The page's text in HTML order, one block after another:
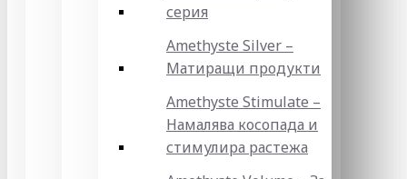
серия
Amethyste Silver –
Матиращи продукти
Amethyste Stimulate –
Намалява косопада и
стимулира растежа